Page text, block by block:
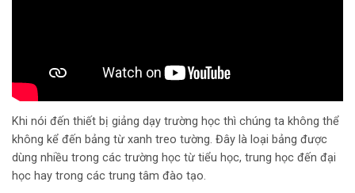
Khi nói đến thiết bị giảng dạy trường học thì chúng ta không thể
không kể đến bảng từ xanh treo tường. Đây là loại bảng được
dùng nhiều trong các trường học từ tiểu học, trung học đến đại
học hay trong các trung tâm đào tạo.